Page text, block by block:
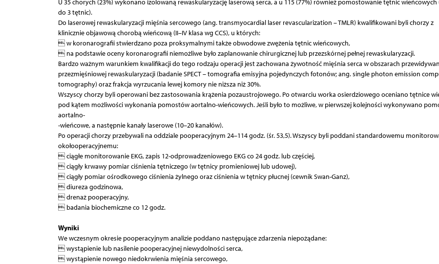
U 35 chorych (23%) wykonano izolowaną rewaskularyzację laserową serca, a u 115 (77%) również pomostowanie tętnic wieńcowych
do 3 tętnic).
Do laserowej rewaskularyzacji mięśnia sercowego (ang. transmyocardial laser revascularization – TMLR) kwalifikowani byli chorzy z
klinicznie objawową chorobą wieńcową (II–IV klasa wg CCS), u których:
 w koronarografii stwierdzano poza proksymalnymi także obwodowe zwężenia tętnic wieńcowych,
 na podstawie oceny koronarografii niemożliwe było zaplanowanie chirurgicznej lub przezskórnej pełnej rewaskularyzacji.
Bardzo ważnym warunkiem kwalifikacji do tego rodzaju operacji jest zachowana żywotność mięśnia serca w obszarach
przezmięśniowej rewaskularyzacji (badanie SPECT – tomografia emisyjna pojedynczych fotonów; ang. single photon emission
tomography) oraz frakcja wyrzucania lewej komory nie niższa niż 30%.
Wszyscy chorzy byli operowani bez zastosowania krążenia pozaustrojowego. Po otwarciu worka osierdziowego oceniano tętnice
pod kątem możliwości wykonania pomostów aortalno-wieńcowych. Jeśli było to możliwe, w pierwszej kolejności wykonywano
aortalno-
-wieńcowe, a następnie kanały laserowe (10–20 kanałów).
Po operacji chorzy przebywali na oddziale pooperacyjnym 24–114 godz. (śr. 53,5). Wszyscy byli poddani standardowemu
okołooperacyjnemu:
 ciągłe monitorowanie EKG, zapis 12-odprowadzeniowego EKG co 24 godz. lub częściej,
 ciągły krwawy pomiar ciśnienia tętniczego (w tętnicy promieniowej lub udowej),
 ciągły pomiar ośrodkowego ciśnienia żylnego oraz ciśnienia w tętnicy płucnej (cewnik Swan-Ganz),
 diureza godzinowa,
 drenaż pooperacyjny,
 badania biochemiczne co 12 godz.
Wyniki
We wczesnym okresie pooperacyjnym analizie poddano następujące zdarzenia niepożądane:
 wystąpienie lub nasilenie pooperacyjnej niewydolności serca,
 wystąpienie nowego niedokrwienia mięśnia sercowego,